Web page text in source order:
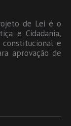
de Lei é o
e Cidadania,
constitucional e
aprovação de